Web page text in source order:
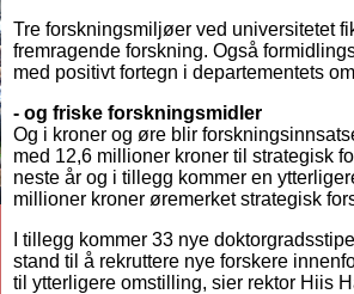
Tre forskningsmiljøer ved universitetet
fremragende forskning. Også
med positivt fortegn i departementets
- og friske forskningsmidler
Og i kroner og øre blir
med 12,6 millioner kroner til strategisk
neste år og i tillegg kommer en
millioner kroner øremerket strategisk
I tillegg kommer 33 nye
stand til å rekruttere nye forskere
til ytterligere omstilling, sier rektor Hiis